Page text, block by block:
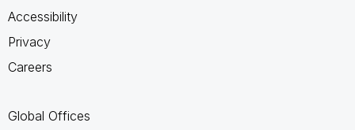
Accessibility
Privacy
Careers
Global Offices